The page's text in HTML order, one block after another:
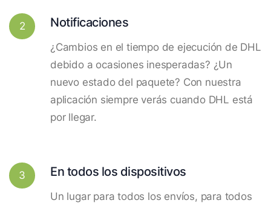
2 Notificaciones
¿Cambios en el tiempo de ejecución de DHL
debido a ocasiones inesperadas? ¿Un
nuevo estado del paquete? Con nuestra
aplicación siempre verás cuando DHL está
por llegar.
3 En todos los dispositivos
Un lugar para todos los envíos, para todos